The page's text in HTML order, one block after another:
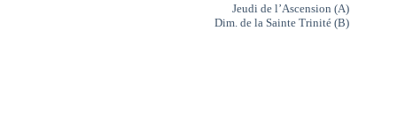
Jeudi de l’Ascension (A)
Dim. de la Sainte Trinité (B)